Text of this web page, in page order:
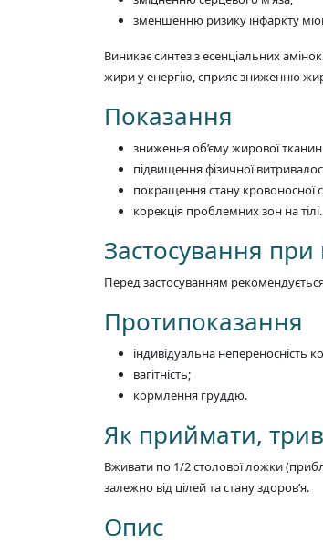
зменшенню ризику інфаркту
Виникає синтез з есенціальних
жири у енергію, сприяє зниженню
Показання
зниження об’єму жирової
підвищення фізичної
покращення стану кровоносної
корекція проблемних зон на тілі.
Застосування при
Перед застосуванням
Протипоказання
індивідуальна непереносність
вагітність;
кормлення груддю.
Як приймати,
Вживати по 1/2 столової ложки
залежно від цілей та стану здоров’я.
Опис